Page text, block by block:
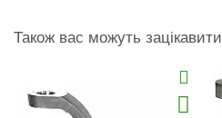
Також вас можуть зацікавити